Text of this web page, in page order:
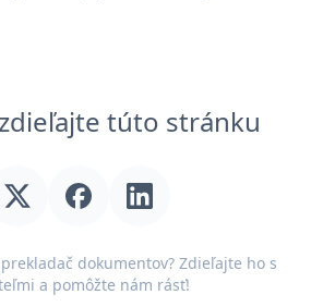
túto stránku
dokumentov? Zdieľajte ho s
a pomôžte nám rásť!